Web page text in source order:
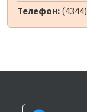
Телефон: